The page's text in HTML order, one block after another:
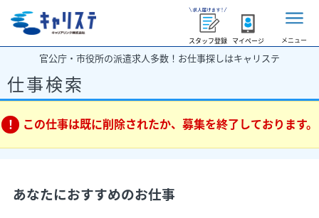
スタッフ登録 マイページ メニュー
官公庁・市役所の派遣求人多数！お仕事探しはキャリステ
仕事検索
この仕事は既に削除されたか、募集を終了しております。
あなたにおすすめのお仕事